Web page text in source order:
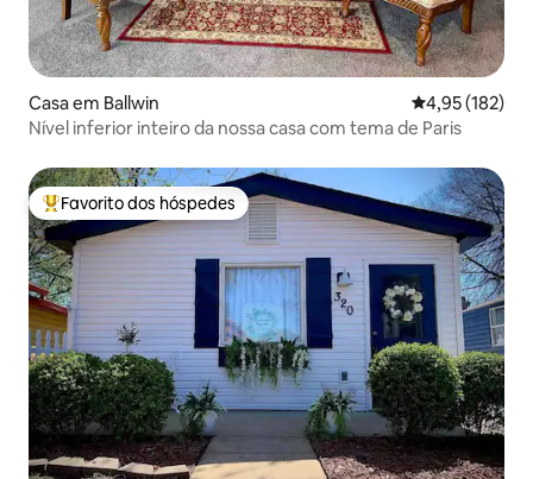
Casa em Ballwin Classificação
4,95 (182)
Nível inferior inteiro da nossa casa com tema de Paris
Favoritos dos hóspedes mais apreciados
Favorito dos hóspedes